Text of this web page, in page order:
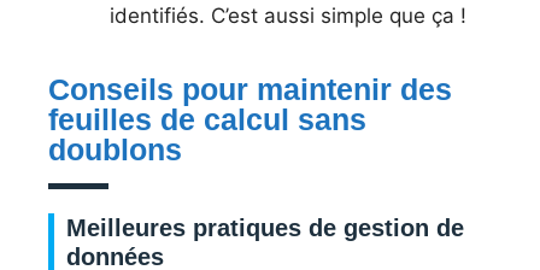
identifiés. C’est aussi simple que ça !
Conseils pour maintenir des
feuilles de calcul sans
doublons
Meilleures pratiques de gestion de
données